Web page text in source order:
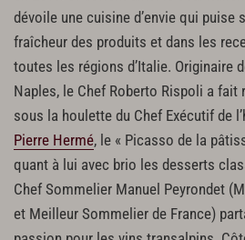
dévoile une cuisine d’envie qui puise
fraîcheur des produits et dans les
toutes les régions d’Italie. Originaire
Naples, le Chef Roberto Rispoli a fait
sous la houlette du Chef Exécutif de
Pierre Hermé, le « Picasso de la
quant à lui avec brio les desserts
Chef Sommelier Manuel Peyrondet
et Meilleur Sommelier de France)